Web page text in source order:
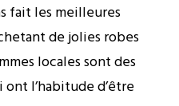
fait les meilleures
de jolies robes
locales sont des
l’habitude d’être